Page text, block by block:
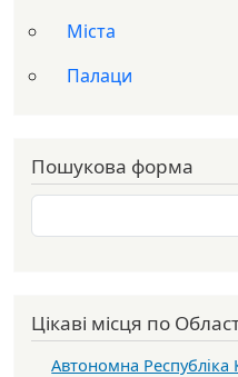
Міста
Палаци
Пошукова форма
Пошук
Цікаві місця по
Автономна Республіка